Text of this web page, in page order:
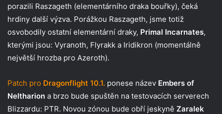
porazili Raszageth (elementárního draka bouřky), čeká
hrdiny další výzva. Porážkou Raszageth, jsme totiž
osvobodily ostatní elementární draky, Primal Incarnates,
kterými jsou: Vyranoth, Flyrakk a Iridikron (momentálně
největší hrozba pro Azeroth).
Patch pro Dragonflight 10.1. ponese název Embers of
Neltharion a brzo bude spuštěn na testovacích serverech
Blizzardu: PTR. Novou zónou bude obří jeskyně Zaralek